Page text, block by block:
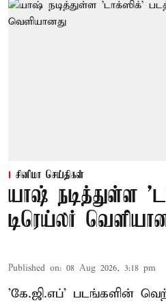
சினிமா செய்திகள்
யாஷ் நடித்துள்ள
டிரெய்லர்
Published on: 08 Aug 2026, 3:18 pm
'கே.ஜி.எப்' படங்களின்